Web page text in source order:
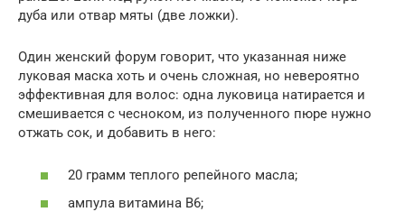
дуба или отвар мяты (две ложки).
Один женский форум говорит, что указанная ниже
луковая маска хоть и очень сложная, но невероятно
эффективная для волос: одна луковица натирается и
смешивается с чесноком, из полученного пюре нужно
отжать сок, и добавить в него:
20 грамм теплого репейного масла;
ампула витамина B6;